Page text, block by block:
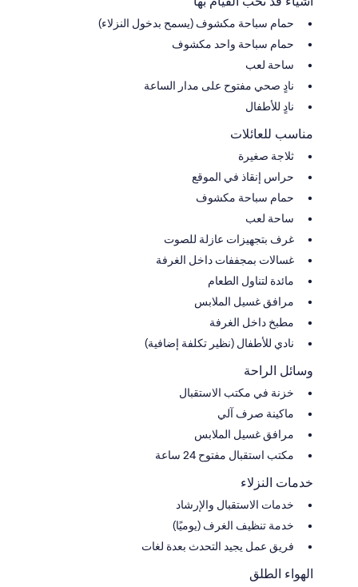
حمام سباحة مكشوف (يسمح بدخول النزلاء)
حمام سباحة واحد مكشوف
ساحة لعب
نادٍ صحي مفتوح على مدار الساعة
نادٍ للأطفال
مناسب للعائلات
ثلاجة صغيرة
حراس إنقاذ في الموقع
حمام سباحة مكشوف
ساحة لعب
غرف بتجهيزات عازلة للصوت
غسالات بمجففات داخل الغرفة
مائدة لتناول الطعام
مرافق غسيل الملابس
مطبخ داخل الغرفة
نادي للأطفال (نظير تكلفة إضافية)
وسائل الراحة
خزنة في مكتب الاستقبال
ماكينة صرف آلي
مرافق غسيل الملابس
مكتب استقبال مفتوح 24 ساعة
خدمات النزلاء
خدمات الاستقبال والإرشاد
خدمة تنظيف الغرف (يوميًا)
فريق عمل يجيد التحدث بعدة لغات
الهواء الطلق